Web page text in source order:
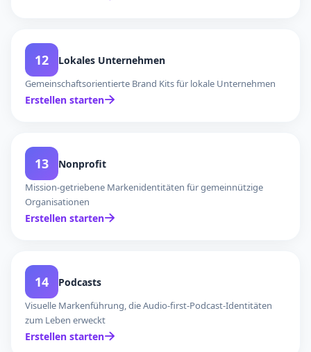
12 Lokales Unternehmen
Gemeinschaftsorientierte Brand Kits für lokale Unternehmen
Erstellen starten
13 Nonprofit
Mission-getriebene Markenidentitäten für gemeinnützige
Organisationen
Erstellen starten
14 Podcasts
Visuelle Markenführung, die Audio-first-Podcast-Identitäten
zum Leben erweckt
Erstellen starten